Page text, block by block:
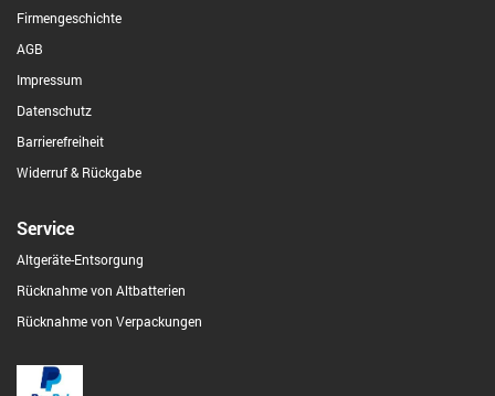
Firmengeschichte
AGB
Impressum
Datenschutz
Barrierefreiheit
Widerruf & Rückgabe
Service
Altgeräte-Entsorgung
Rücknahme von Altbatterien
Rücknahme von Verpackungen